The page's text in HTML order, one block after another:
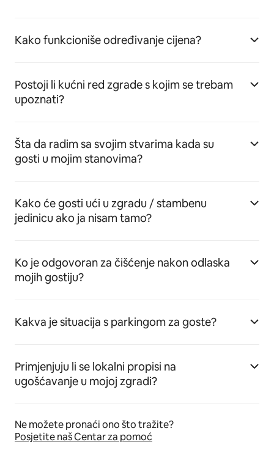
Kako funkcioniše određivanje cijena?
Postoji li kućni red zgrade s kojim se trebam
upoznati?
Šta da radim sa svojim stvarima kada su
gosti u mojim stanovima?
Kako će gosti ući u zgradu / stambenu
jedinicu ako ja nisam tamo?
Ko je odgovoran za čišćenje nakon odlaska
mojih gostiju?
Kakva je situacija s parkingom za goste?
Primjenjuju li se lokalni propisi na
ugošćavanje u mojoj zgradi?
Ne možete pronaći ono što tražite?
Posjetite naš Centar za pomoć